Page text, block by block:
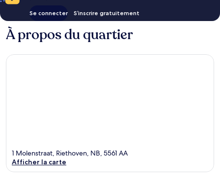
Se connecter S’inscrire gratuitement
À propos du quartier
1 Molenstraat, Riethoven, NB, 5561 AA
Afficher la carte